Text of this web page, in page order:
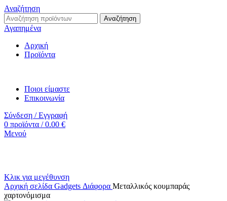
Αναζήτηση
Αναζήτηση
Αγαπημένα
Αρχική
Προϊόντα
Ποιοι είμαστε
Επικοινωνία
Σύνδεση / Εγγραφή
0 προϊόντα / 0.00 €
Μενού
Κλικ για μεγέθυνση
Αρχική σελίδα Gadgets Διάφορα Μεταλλικός κουμπαράς
χαρτονόμισμα